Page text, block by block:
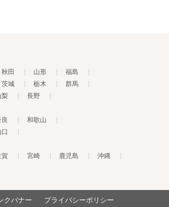
秋田 山形 福島
茨城 栃木 群馬
梨 長野
和歌山
口
賀 宮崎 鹿児島 沖縄
クバナー プライバシーポリシー